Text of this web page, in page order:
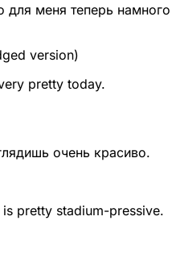
меня теперь намного
version)
pretty today.
очень красиво.
pretty stadium-pressive.